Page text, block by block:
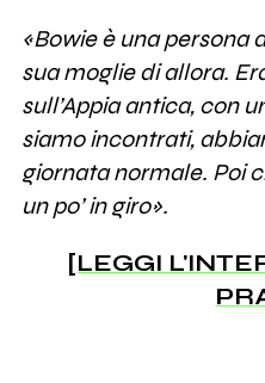
«Bowie è una persona
sua moglie di allora.
sull’Appia antica, con
siamo incontrati,
giornata normale. Poi
un po’ in giro».
[LEGGI